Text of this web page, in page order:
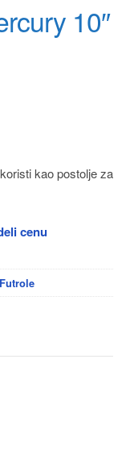
10″
kao postolje za
cenu
Futrole